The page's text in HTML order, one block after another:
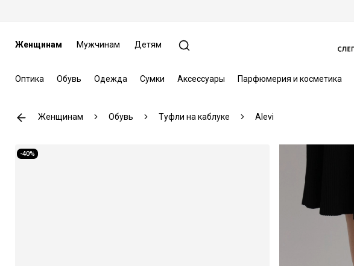
Женщинам Мужчинам Детям
Оптика Обувь Одежда Сумки Аксессуары Парфюмерия и косметика
Женщинам Обувь Туфли на каблуке Alevi
-40%